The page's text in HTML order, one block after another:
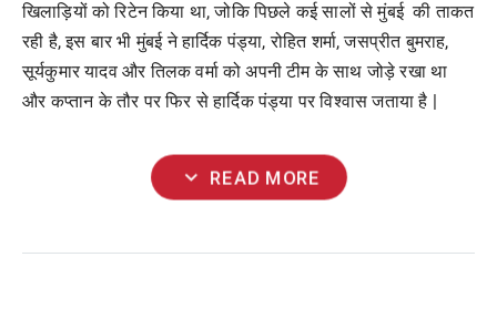
खिलाड़ियों को रिटेन किया था, जोकि पिछले कई सालों से मुंबई की ताकत
रही है, इस बार भी मुंबई ने हार्दिक पंड्या, रोहित शर्मा, जसप्रीत बुमराह,
सूर्यकुमार यादव और तिलक वर्मा को अपनी टीम के साथ जोड़े रखा था
और कप्तान के तौर पर फिर से हार्दिक पंड्या पर विश्वास जताया है |
expand_more READ MORE